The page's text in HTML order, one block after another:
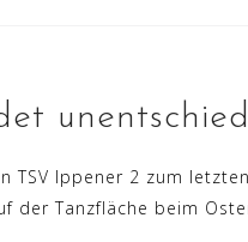
TSV Ippener 2 zum
der Tanzfläche beim